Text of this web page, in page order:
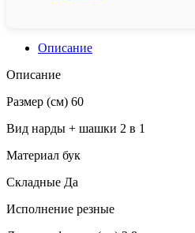
Описание
Описание
Размер (см) 60
Вид нарды + шашки 2 в 1
Материал бук
Складные Да
Исполнение резные